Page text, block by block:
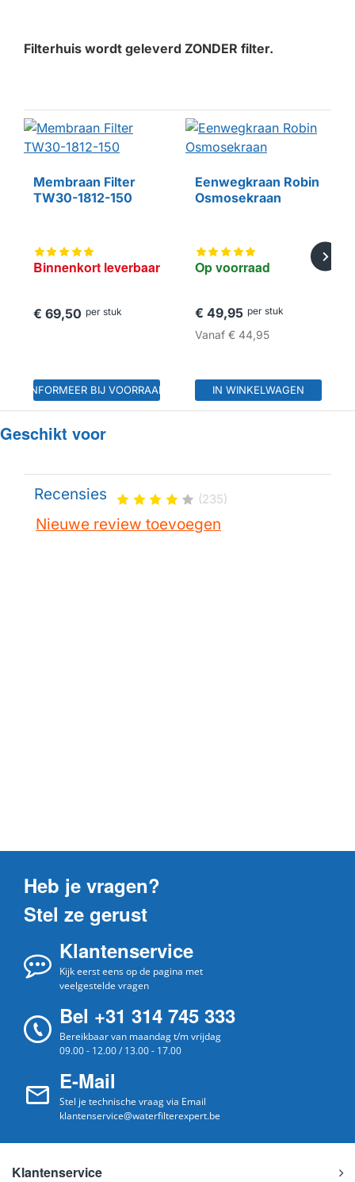
Filterhuis wordt geleverd ZONDER filter.
HUISMERK
LEVERBAAR
Binnenkort leverbaar
Membraan Filter
TW30-1812-150
€ 69,50 per stuk
INFORMEER BIJ VOORRAAD
HUISMERK
Op voorraad
Eenwegkraan Robin
Osmosekraan
€ 49,95 per stuk
Vanaf€ 44,95
IN WINKELWAGEN
Geschikt voor
Recensies (235)
Nieuwe review toevoegen
Heb je vragen?
Stel ze gerust
Klantenservice
Kijk eerst eens op de pagina met
veelgestelde vragen
Bel +31 314 745 333
Bereikbaar van maandag t/m vrijdag
09.00 - 12.00 / 13.00 - 17.00
E-Mail
Stel je technische vraag via Email
klantenservice@waterfilterexpert.be
Klantenservice